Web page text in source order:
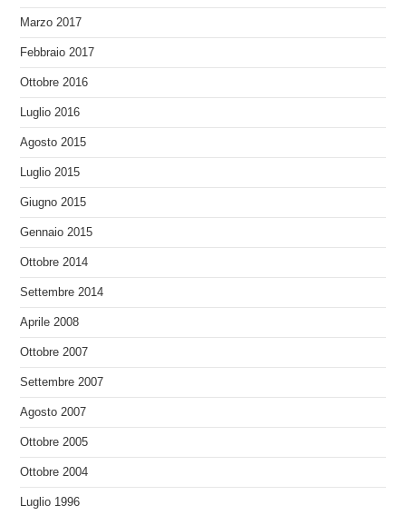
Marzo 2017
Febbraio 2017
Ottobre 2016
Luglio 2016
Agosto 2015
Luglio 2015
Giugno 2015
Gennaio 2015
Ottobre 2014
Settembre 2014
Aprile 2008
Ottobre 2007
Settembre 2007
Agosto 2007
Ottobre 2005
Ottobre 2004
Luglio 1996